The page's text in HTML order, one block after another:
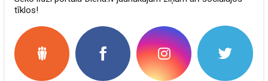
tīklos!